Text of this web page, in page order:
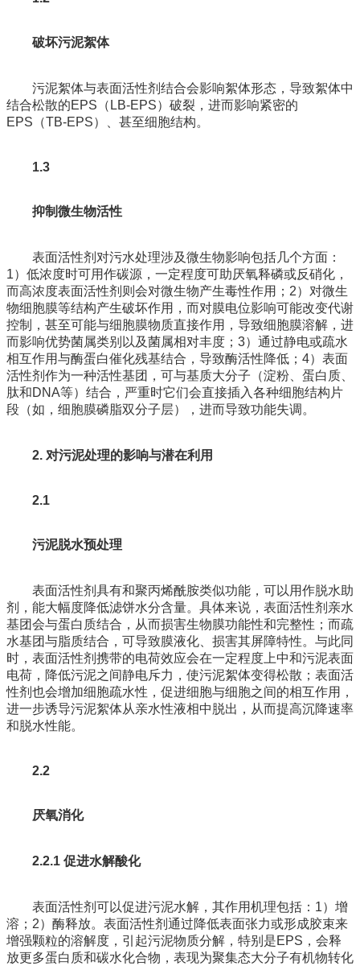
破坏污泥絮体
污泥絮体与表面活性剂结合会影响絮体形态，导致絮体中
结合松散的EPS（LB-EPS）破裂，进而影响紧密的
EPS（TB-EPS）、甚至细胞结构。
1.3
抑制微生物活性
表面活性剂对污水处理涉及微生物影响包括几个方面：
1）低浓度时可用作碳源，一定程度可助厌氧释磷或反硝化，
而高浓度表面活性剂则会对微生物产生毒性作用；2）对微生
物细胞膜等结构产生破坏作用，而对膜电位影响可能改变代谢
控制，甚至可能与细胞膜物质直接作用，导致细胞膜溶解，进
而影响优势菌属类别以及菌属相对丰度；3）通过静电或疏水
相互作用与酶蛋白催化残基结合，导致酶活性降低；4）表面
活性剂作为一种活性基团，可与基质大分子（淀粉、蛋白质、
肽和DNA等）结合，严重时它们会直接插入各种细胞结构片
段（如，细胞膜磷脂双分子层），进而导致功能失调。
2. 对污泥处理的影响与潜在利用
2.1
污泥脱水预处理
表面活性剂具有和聚丙烯酰胺类似功能，可以用作脱水助
剂，能大幅度降低滤饼水分含量。具体来说，表面活性剂亲水
基团会与蛋白质结合，从而损害生物膜功能性和完整性；而疏
水基团与脂质结合，可导致膜液化、损害其屏障特性。与此同
时，表面活性剂携带的电荷效应会在一定程度上中和污泥表面
电荷，降低污泥之间静电斥力，使污泥絮体变得松散；表面活
性剂也会增加细胞疏水性，促进细胞与细胞之间的相互作用，
进一步诱导污泥絮体从亲水性液相中脱出，从而提高沉降速率
和脱水性能。
2.2
厌氧消化
2.2.1 促进水解酸化
表面活性剂可以促进污泥水解，其作用机理包括：1）增
溶；2）酶释放。表面活性剂通过降低表面张力或形成胶束来
增强颗粒的溶解度，引起污泥物质分解，特别是EPS，会释
放更多蛋白质和碳水化合物，表现为聚集态大分子有机物转化